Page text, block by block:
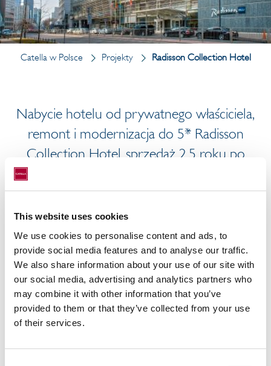
This website uses cookies
We use cookies to personalise content and ads, to
provide social media features and to analyse our traffic.
We also share information about your use of our site with
our social media, advertising and analytics partners who
may combine it with other information that you’ve
provided to them or that they’ve collected from your use
of their services.
Catella w Polsce Projekty Radisson Collection Hotel
Nabycie hotelu od prywatnego właściciela,
remont i modernizacja do 5* Radisson
Collection Hotel, sprzedaż 2,5 roku po
Rodzaj: Hotel
Inwestor: Wenaas Hotel Europe
Rok: 2019
Rozmiar: 311 poko
Rola Catella Poland: